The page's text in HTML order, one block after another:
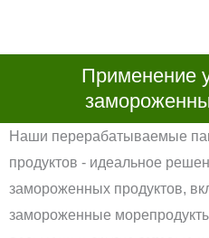
Применение
Наши перерабатываемые
продуктов - идеальное
замороженных продуктов,
замороженные